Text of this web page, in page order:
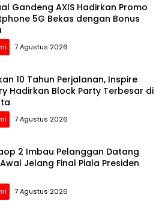
Gandeng AXIS Hadirkan Promo
5G Bekas dengan Bonus
7 Agustus 2026
10 Tahun Perjalanan, Inspire
Hadirkan Block Party Terbesar di
7 Agustus 2026
2 Imbau Pelanggan Datang
Jelang Final Piala Presiden
7 Agustus 2026